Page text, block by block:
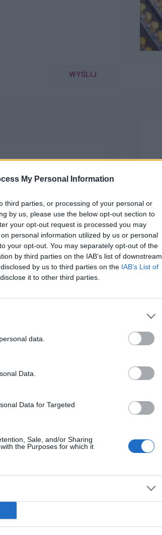
My Personal Information
third parties, or processing of your personal or
by us, please use the below opt-out section to
your opt-out request is processed you may
personal information utilized by us or personal
your opt-out. You may separately opt-out of the
by third parties on the IAB’s list of downstream
by us to third parties on the IAB’s List of
it to other third parties.
data.
Data.
Data for Targeted
Sale, and/or Sharing
the Purposes for which it
WYŚLIJ
temu zaczęłam plamić
plamić a miesiączek
że moje plamienia
poszłam pierwszy raz do
przeciw krwotoczne
na kolejną wizytę i doktor
dalej krwawie ) . Nie
zauważyłam że tej krwi
że tak
pierwszego cyklu bez
do stosunku podczas
Czy sytuacja w
na wizytę u
względu na ciągłe
czy to cos groznego